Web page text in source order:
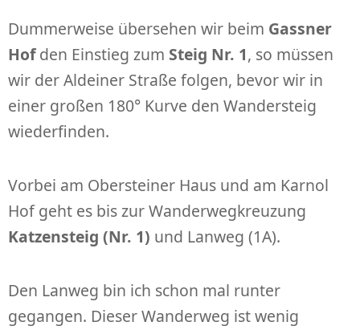
Dummerweise übersehen wir beim Gassner
Hofden Einstieg zum Steig Nr. 1, so müssen
wir der Aldeiner Straße folgen, bevor wir in
einer großen 180° Kurve den Wandersteig
wiederfinden.
Vorbei am Obersteiner Haus und am Karnol
Hof geht es bis zur Wanderwegkreuzung
Katzensteig (Nr. 1) und Lanweg (1A).
Den Lanweg bin ich schon mal runter
gegangen. Dieser Wanderweg ist wenig